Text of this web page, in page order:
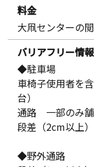
料金
大凧センターの
バリアフリー情報
◆駐車場
車椅子使用者を
台）
通路 一部のみ
段差（2cm以上
◆野外通路